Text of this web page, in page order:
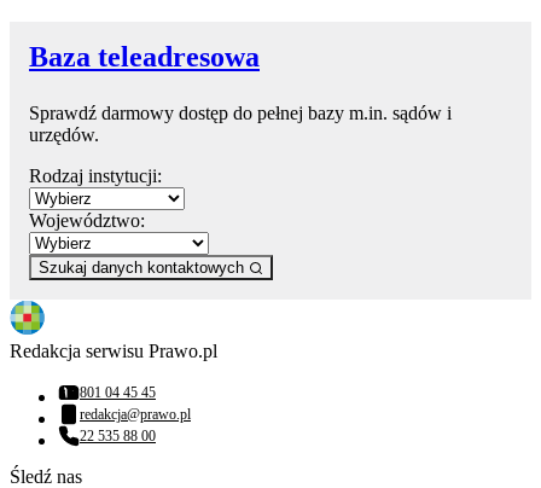
Baza teleadresowa
Sprawdź darmowy dostęp do pełnej bazy m.in. sądów i
urzędów.
Rodzaj instytucji:
Województwo:
Szukaj danych kontaktowych
Redakcja serwisu Prawo.pl
Numer telefonu:
801 04 45 45
Adres email:
redakcja@prawo.pl
Numer telefonu:
22 535 88 00
Śledź nas